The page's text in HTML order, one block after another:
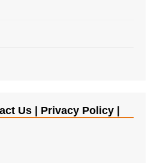
Us | Privacy Policy |